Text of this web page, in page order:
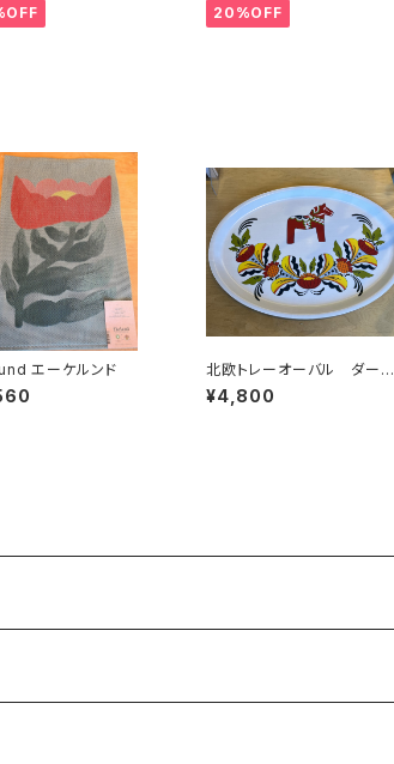
20%OFF
エーケルンド
北欧トレーオーバル ダーラ
ヘスト白
¥4,800